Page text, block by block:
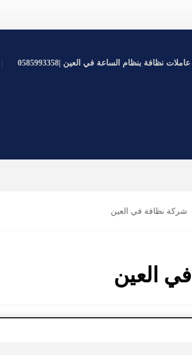
عاملات نظافة بنظام الساعة في العين |0585993358
شركة نظافة في العين
العين